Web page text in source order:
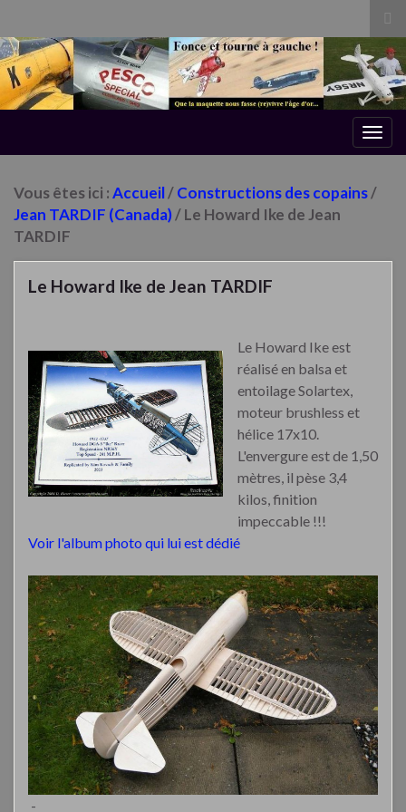
Vous êtes ici :Accueil/Constructions des copains/
Jean TARDIF (Canada)/ Le Howard Ike de Jean
TARDIF
Le Howard Ike de Jean TARDIF
Le Howard Ike est
réalisé en balsa et
entoilage Solartex,
moteur brushless et
hélice 17x10.
L'envergure est de 1,50
mètres, il pèse 3,4
kilos, finition
impeccable !!!
Voir l'album photo qui lui est dédié
-